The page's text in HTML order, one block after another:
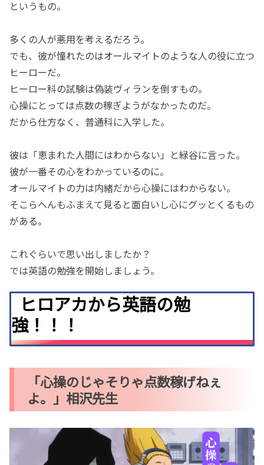
というもの。
多くの人が悪用を考えるだろう。
でも、彼が憧れたのはオールマイトのような人の役に立つ
ヒーローだ。
ヒーロー科の試験は偽装ヴィランを倒すもの。
心操にとっては点数の稼ぎようがなかったのだ。
だから仕方なく、普通科に入学した。
彼は「恵まれた人間にはわからない」と緑谷に言った。
彼が一番その心をわかっているのに。
オールマイトの力は内緒だから心操にはわからない。
そこらへんもふまえて見ると面白いし心にグッとくるもの
がある。
これぐらいで思い出しましたか？
では英語の勉強を開始しましょう。
ヒロアカから英語の勉
強！！！
「心操のじゃそりゃ点数稼げねぇ
よ。」相沢先生